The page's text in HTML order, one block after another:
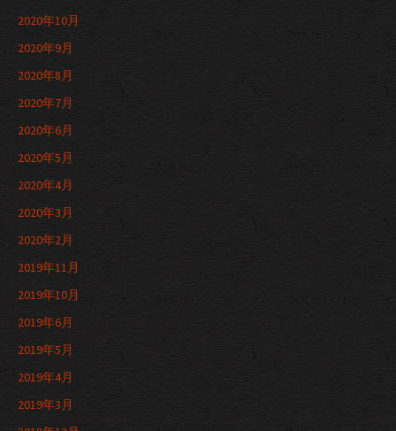
2020年10月
2020年9月
2020年8月
2020年7月
2020年6月
2020年5月
2020年4月
2020年3月
2020年2月
2019年11月
2019年10月
2019年6月
2019年5月
2019年4月
2019年3月